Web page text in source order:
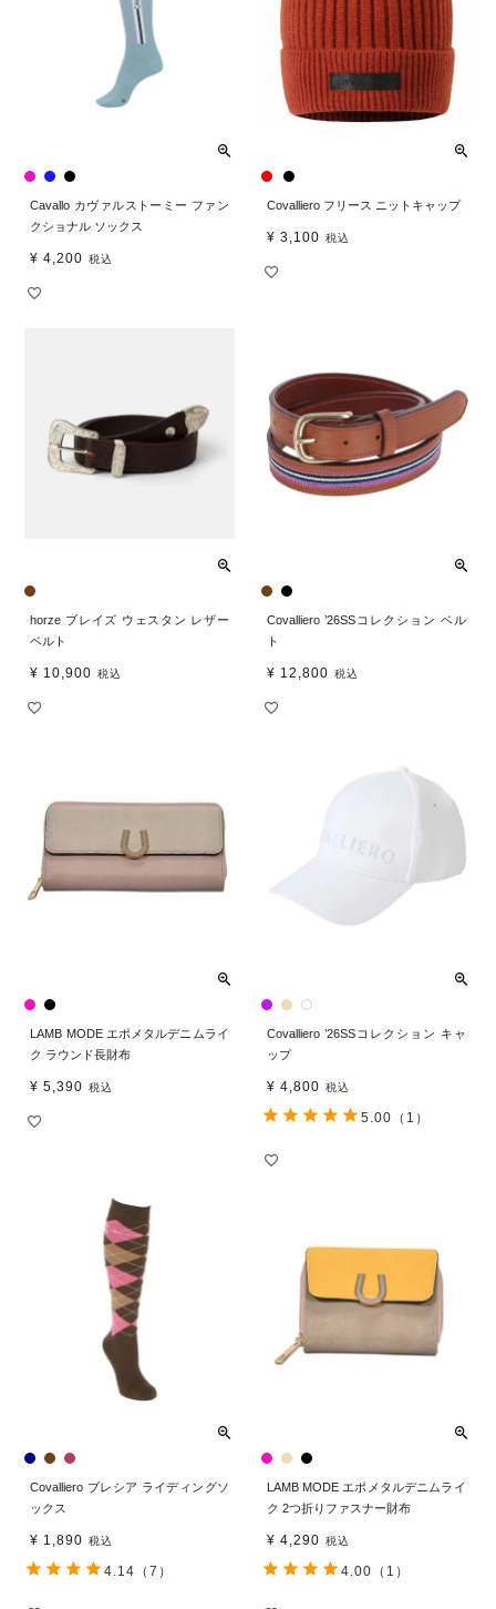
Cavallo カヴァルストーミー ファン
クショナル ソックス
¥ 4,200 税込
Covalliero フリース ニットキャップ
¥ 3,100 税込
horze ブレイズ ウェスタン レザー
ベルト
¥ 10,900 税込
Covalliero ’26SSコレクション ベル
ト
¥ 12,800 税込
LAMB MODE エポメタルデニムライ
ク ラウンド長財布
¥ 5,390 税込
Covalliero ’26SSコレクション キャ
ップ
¥ 4,800 税込
5.00 （1）
Covalliero ブレシア ライディングソ
ックス
¥ 1,890 税込
4.14 （7）
LAMB MODE エポメタルデニムライ
ク 2つ折りファスナー財布
¥ 4,290 税込
4.00 （1）